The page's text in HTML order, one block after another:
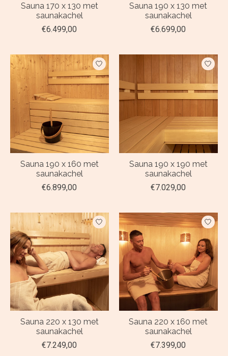
Sauna 170 x 130 met
saunakachel
€6.499,00
Sauna 190 x 130 met
saunakachel
€6.699,00
Sauna 190 x 160 met
saunakachel
€6.899,00
Sauna 190 x 190 met
saunakachel
€7.029,00
Sauna 220 x 130 met
saunakachel
€7.249,00
Sauna 220 x 160 met
saunakachel
€7.399,00